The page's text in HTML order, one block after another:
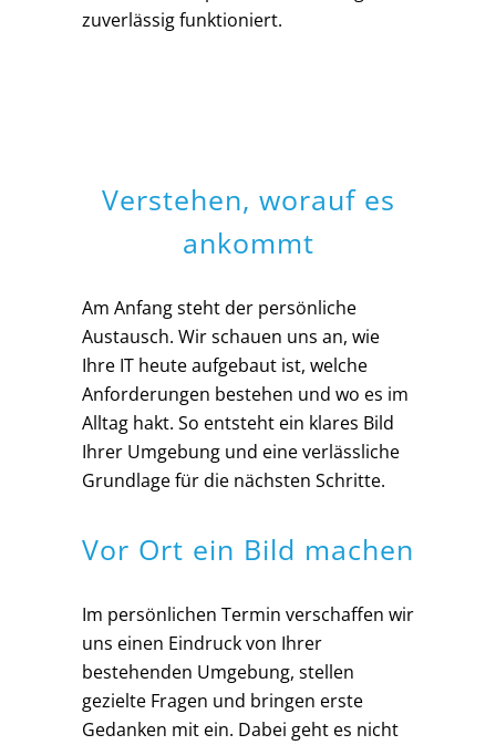
zuverlässig funktioniert.
Verstehen, worauf es
ankommt
Am Anfang steht der persönliche
Austausch. Wir schauen uns an, wie
Ihre IT heute aufgebaut ist, welche
Anforderungen bestehen und wo es im
Alltag hakt. So entsteht ein klares Bild
Ihrer Umgebung und eine verlässliche
Grundlage für die nächsten Schritte.
Vor Ort ein Bild machen
Im persönlichen Termin verschaffen wir
uns einen Eindruck von Ihrer
bestehenden Umgebung, stellen
gezielte Fragen und bringen erste
Gedanken mit ein. Dabei geht es nicht